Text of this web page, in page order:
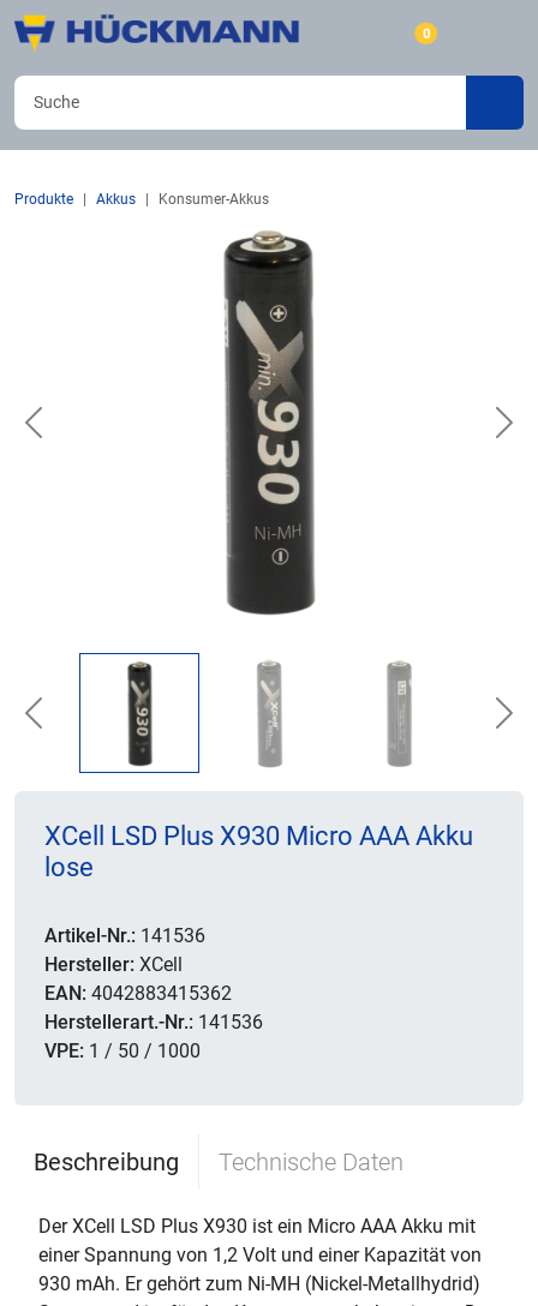
0
Produkte Akkus Konsumer-Akkus
Previous
Previous
XCell LSD Plus X930 Micro AAA Akku
lose
Artikel-Nr.: 141536
Hersteller: XCell
EAN: 4042883415362
Herstellerart.-Nr.: 141536
VPE: 1 / 50 / 1000
Beschreibung Technische Daten
Der XCell LSD Plus X930 ist ein Micro AAA Akku mit
einer Spannung von 1,2 Volt und einer Kapazität von
930 mAh. Er gehört zum Ni-MH (Nickel-Metallhydrid)